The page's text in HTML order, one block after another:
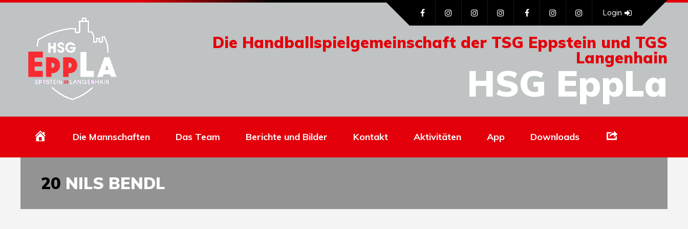
Die Handballspielgemeinschaft der TSG Eppstein und TGS
Langenhain
HSG EppLa
Login
HomepageDie Mannschaften Das Team Berichte und Bilder Kontakt Aktivitäten App Downloads
20 NILS BENDL